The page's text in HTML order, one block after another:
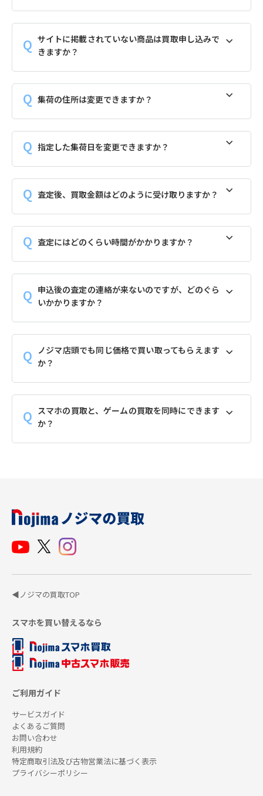
サイトに掲載されていない商品は買取申し込みで
きますか？
集荷の住所は変更できますか？
指定した集荷日を変更できますか？
査定後、買取金額はどのように受け取りますか？
査定にはどのくらい時間がかかりますか？
申込後の査定の連絡が来ないのですが、どのぐら
いかかりますか？
ノジマ店頭でも同じ価格で買い取ってもらえます
か？
スマホの買取と、ゲームの買取を同時にできます
か？
◀ノジマの買取TOP
スマホを買い替えるなら
ご利用ガイド
サービスガイド
よくあるご質問
お問い合わせ
利用規約
特定商取引法及び古物営業法に基づく表示
プライバシーポリシー